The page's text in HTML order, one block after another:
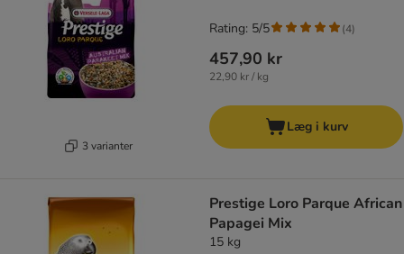
3 varianter
457,90 kr
22,90 kr / kg
Rating: 5/5 (4)
Læg i kurv
Prestige Loro Parque African
Papagei Mix
15 kg